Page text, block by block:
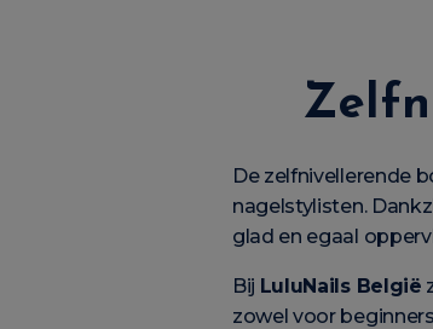
De zelfnivellerende
nagelstylisten.
glad en egaal
Bij LuluNails België
zowel voor